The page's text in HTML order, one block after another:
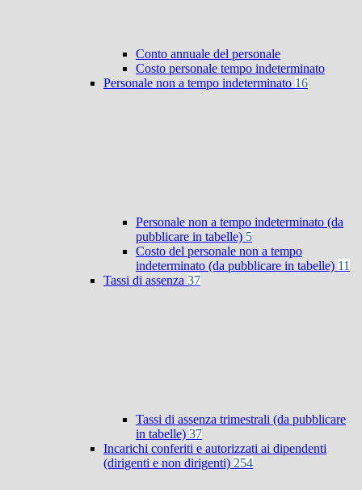
Conto annuale del personale
Costo personale tempo indeterminato
Personale non a tempo indeterminato 16
Personale non a tempo indeterminato (da
pubblicare in tabelle) 5
Costo del personale non a tempo
indeterminato (da pubblicare in tabelle) 11
Tassi di assenza 37
Tassi di assenza trimestrali (da pubblicare
in tabelle) 37
Incarichi conferiti e autorizzati ai dipendenti
(dirigenti e non dirigenti) 254